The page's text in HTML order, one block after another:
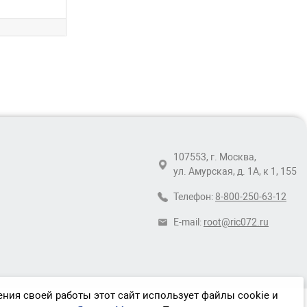
107553, г. Москва,
ул. Амурская, д. 1А, к 1, 155
Телефон: 8-800-250-63-12
E-mail: root@ric072.ru
своей работы этот сайт использует файлы cookie и